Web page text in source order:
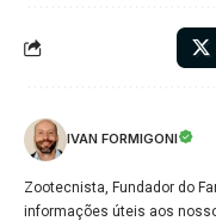
IVAN FORMIGONI
Zootecnista, Fundador do
informações úteis aos